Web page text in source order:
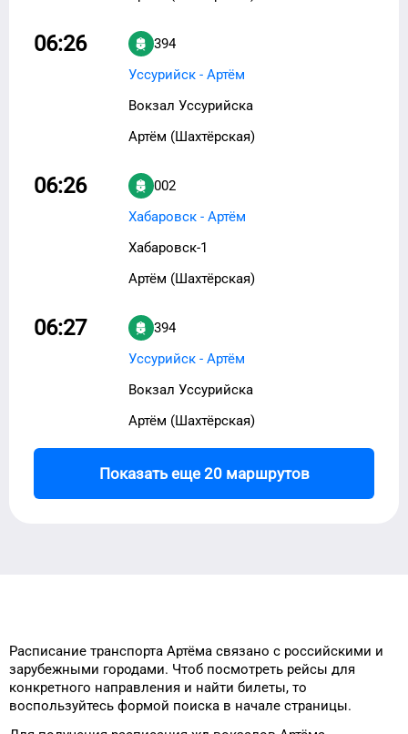
06:26
394
Уссурийск - Артём
Вокзал Уссурийска
Артём (Шахтёрская)
06:26
002
Хабаровск - Артём
Хабаровск-1
Артём (Шахтёрская)
06:27
394
Уссурийск - Артём
Вокзал Уссурийска
Артём (Шахтёрская)
Показать еще 20 маршрутов
Расписание транспорта Артёма связано с российскими и
зарубежными городами. Чтоб посмотреть рейсы для
конкретного направления и найти билеты, то
воспользуйтесь формой поиска в начале страницы.